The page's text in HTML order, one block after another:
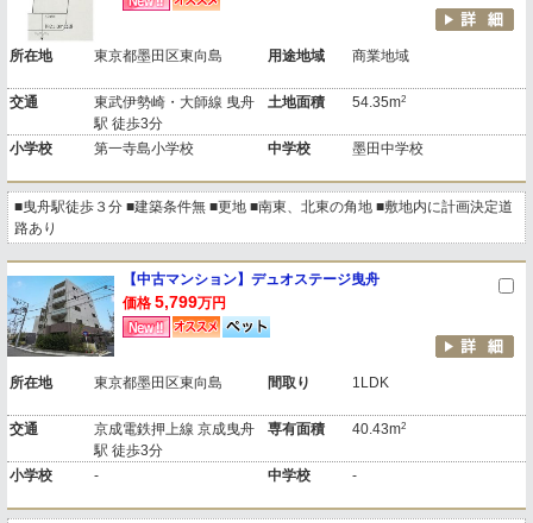
所在地 東京都墨田区東向島 用途地域 商業地域
交通
東武伊勢崎・大師線 曳舟
駅 徒歩3分
土地面積 54.35m2
小学校 第一寺島小学校 中学校 墨田中学校
■曳舟駅徒歩３分 ■建築条件無 ■更地 ■南東、北東の角地 ■敷地内に計画決定道
路あり
【中古マンション】デュオステージ曳舟
価格 5,799万円
所在地 東京都墨田区東向島 間取り 1LDK
交通
京成電鉄押上線 京成曳舟
駅 徒歩3分
専有面積 40.43m2
小学校 - 中学校 -